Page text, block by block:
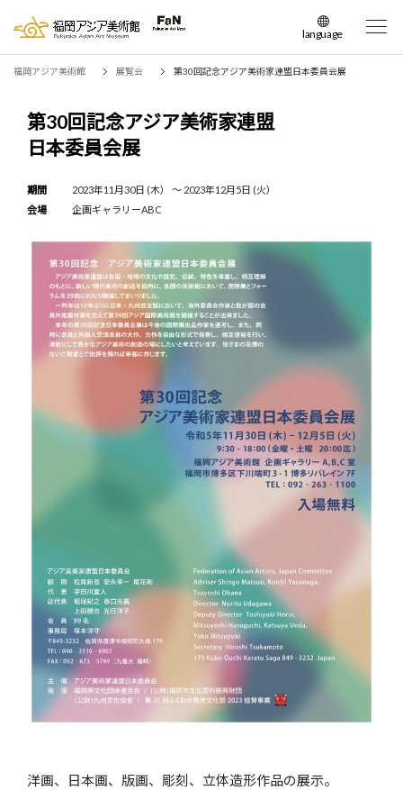
language
日本語
福岡アジア美術館 展覧会 第30回記念アジア美術家連盟日本委員会展
第30回記念アジア美術家連盟
日本委員会展
期間
2023年11月30日 (木） 〜 2023年12月5日 (火）
会場
企画ギャラリーABC
洋画、日本画、版画、彫刻、立体造形作品の展示。